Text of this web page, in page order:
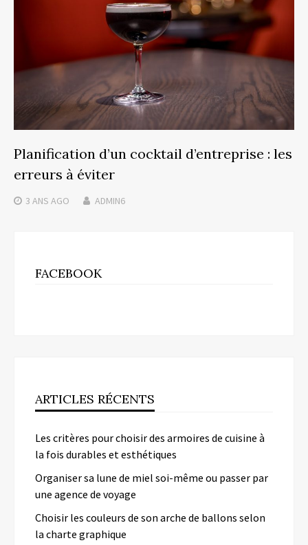
Planification d’un cocktail d’entreprise : les
erreurs à éviter
3 ANS AGO ADMIN6
FACEBOOK
ARTICLES RÉCENTS
Les critères pour choisir des armoires de cuisine à
la fois durables et esthétiques
Organiser sa lune de miel soi-même ou passer par
une agence de voyage
Choisir les couleurs de son arche de ballons selon
la charte graphique